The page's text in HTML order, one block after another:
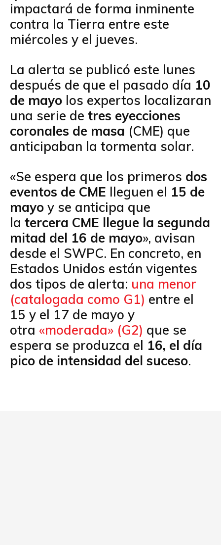
impactará de forma inminente
contra la Tierra entre este
miércoles y el jueves.
La alerta se publicó este lunes
después de que el pasado día 10
de mayo los expertos localizaran
una serie de tres eyecciones
coronales de masa (CME) que
anticipaban la tormenta solar.
«Se espera que los primeros dos
eventos de CME lleguen el 15 de
mayo y se anticipa que
la tercera CME llegue la segunda
mitad del 16 de mayo», avisan
desde el SWPC. En concreto, en
Estados Unidos están vigentes
dos tipos de alerta: una menor
(catalogada como G1) entre el
15 y el 17 de mayo y
otra «moderada» (G2) que se
espera se produzca el 16, el día
pico de intensidad del suceso.